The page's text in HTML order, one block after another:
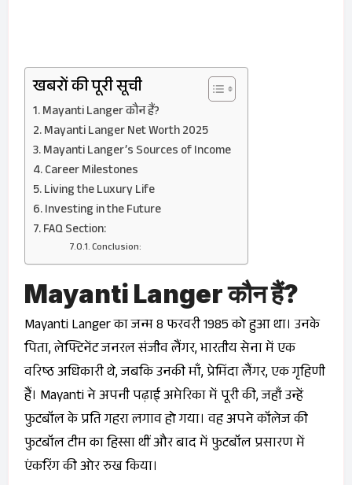
खबरों की पूरी सूची
Mayanti Langer कौन हैं?
Mayanti Langer Net Worth 2025
Mayanti Langer’s Sources of Income
Career Milestones
Living the Luxury Life
Investing in the Future
FAQ Section:
Conclusion:
Mayanti Langer कौन हैं?
Mayanti Langer का जन्म 8 फरवरी 1985 को हुआ था। उनके
पिता, लेफ्टिनेंट जनरल संजीव लैंगर, भारतीय सेना में एक
वरिष्ठ अधिकारी थे, जबकि उनकी माँ, प्रेमिंदा लैंगर, एक गृहिणी
हैं। Mayanti ने अपनी पढ़ाई अमेरिका में पूरी की, जहाँ उन्हें
फुटबॉल के प्रति गहरा लगाव हो गया। वह अपने कॉलेज की
फुटबॉल टीम का हिस्सा थीं और बाद में फुटबॉल प्रसारण में
एंकरिंग की ओर रुख किया।